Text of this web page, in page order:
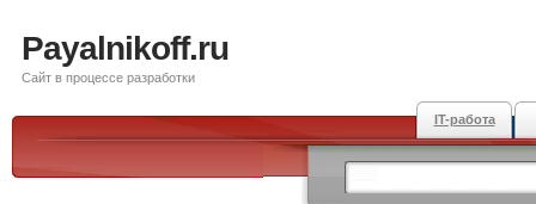
Payalnikoff.ru
Сайт в процессе разработки
IT-работа